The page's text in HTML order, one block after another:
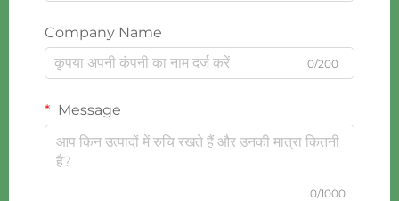
Company Name
0/200
Message
0/1000